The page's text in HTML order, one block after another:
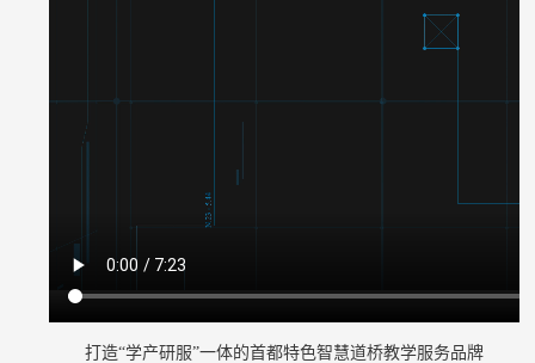
打造“学产研服”一体的首都特色智慧道桥教学服务品牌